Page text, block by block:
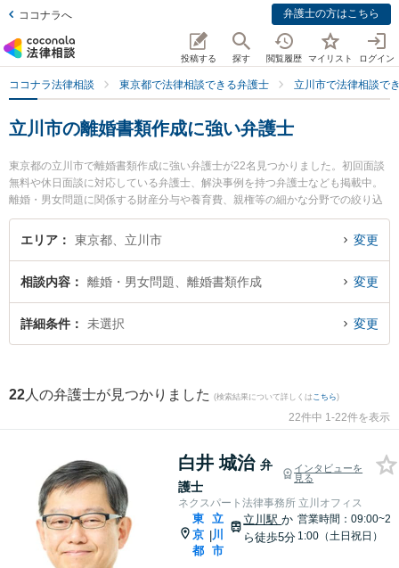
ココナラへ 弁護士の方はこちら
投稿する 探す 閲覧履歴 マイリスト ログイン
ココナラ法律相談 東京都で法律相談できる弁護士 立川市で法律相談で
立川市の離婚書類作成に強い弁護士
東京都の立川市で離婚書類作成に強い弁護士が22名見つかりました。初回面談
無料や休日面談に対応している弁護士、解決事例を持つ弁護士なども掲載中。
離婚・男女問題に関係する財産分与や養育費、親権等の細かな分野での絞り込
み検索もでき便利です。特にネクスパート法律事務所 立川オフィスの白井 城治
弁護士や弁護士法人心 立川法律事務所の福島 晃太弁護士、日本クレアス弁護士
今すぐに弁護士に相談したい』『離婚書類作成のトラブル解決の実績豊富な近
くの弁護士を検索したい』『初回相談無料で離婚書類作成を法律相談できる立
川市内の弁護士に相談予約したい』などでお困りの相談者さんにおすすめで
エリア 東京都、立川市 変更
相談内容 離婚・男女問題、離婚書類作成 変更
詳細条件 未選択 変更
22 人の弁護士が見つかりました (検索結果について詳しくは こちら)
22件中 1-22件を表示
白井 城治 弁
護士
インタビューを
見る
ネクスパート法律事務所 立川オフィス
東
京
都
|
立
川
市
立川駅か
ら徒歩5分
営業時間：09:00~2
1:00（土日祝日）